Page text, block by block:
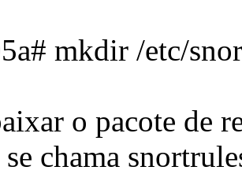
mkdir /etc/
o pacote de
chama